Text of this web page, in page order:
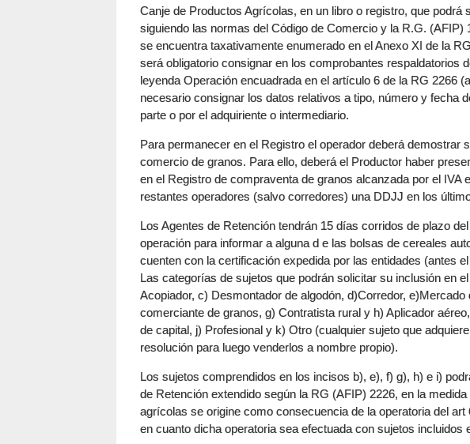
Canje de Productos Agrícolas, en un libro o registro, que podrá
siguiendo las normas del Código de Comercio y la R.G. (AFIP)
se encuentra taxativamente enumerado en el Anexo XI de la
será obligatorio consignar en los comprobantes respaldatorios
leyenda Operación encuadrada en el artículo 6 de la RG 2266
necesario consignar los datos relativos a tipo, número y fecha
parte o por el adquiriente o intermediario.
Para permanecer en el Registro el operador deberá demostrar
comercio de granos. Para ello, deberá el Productor haber
en el Registro de compraventa de granos alcanzada por el IVA
restantes operadores (salvo corredores) una DDJJ en los
Los Agentes de Retención tendrán 15 días corridos de plazo
operación para informar a alguna d e las bolsas de cereales
cuenten con la certificación expedida por las entidades (antes
Las categorías de sujetos que podrán solicitar su inclusión en
Acopiador, c) Desmontador de algodón, d)Corredor,
comerciante de granos, g) Contratista rural y h) Aplicador
de capital, j) Profesional y k) Otro (cualquier sujeto que
resolución para luego venderlos a nombre propio).
Los sujetos comprendidos en los incisos b), e), f) g), h) e i)
de Retención extendido según la RG (AFIP) 2226, en la
agrícolas se origine como consecuencia de la operatoria del
en cuanto dicha operatoria sea efectuada con sujetos incluidos